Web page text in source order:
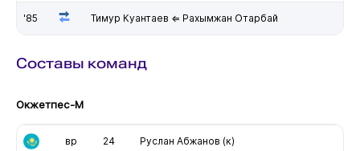
'85 Тимур Куантаев ⇐ Рахымжан Отарбай
Составы команд
Окжетпес-М
вр 24 Руслан Абжанов (к)